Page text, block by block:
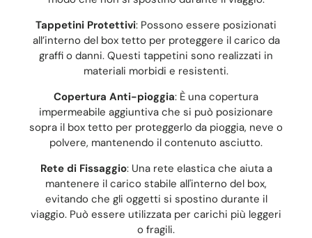
Tappetini Protettivi: Possono essere posizionati
all’interno del box tetto per proteggere il carico da
graffi o danni. Questi tappetini sono realizzati in
materiali morbidi e resistenti.
Copertura Anti-pioggia: È una copertura
impermeabile aggiuntiva che si può posizionare
sopra il box tetto per proteggerlo da pioggia, neve o
polvere, mantenendo il contenuto asciutto.
Rete di Fissaggio: Una rete elastica che aiuta a
mantenere il carico stabile all'interno del box,
evitando che gli oggetti si spostino durante il
viaggio. Può essere utilizzata per carichi più leggeri
o fragili.